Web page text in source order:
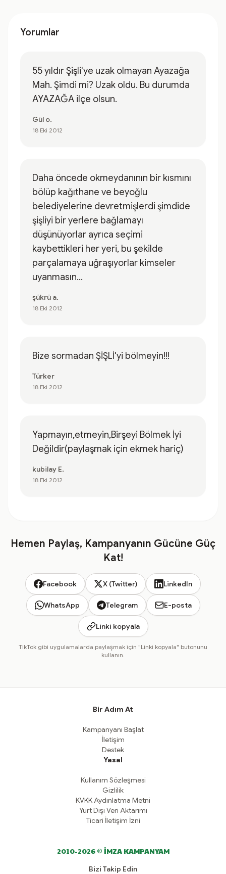
Yorumlar
55 yıldır Şişli'ye uzak olmayan Ayazağa
Mah. Şimdi mi? Uzak oldu. Bu durumda
AYAZAĞA ilçe olsun.
Gül o.
18 Eki 2012
Daha öncede okmeydanının bir kısmını
bölüp kağıthane ve beyoğlu
belediyelerine devretmişlerdi şimdide
şişliyi bir yerlere bağlamayı
düşünüyorlar ayrıca seçimi
kaybettikleri her yeri, bu şekilde
parçalamaya uğraşıyorlar kimseler
uyanmasın...
şükrü a.
18 Eki 2012
Bize sormadan ŞİŞLİ'yi bölmeyin!!!
Türker
18 Eki 2012
Yapmayın,etmeyin,Birşeyi Bölmek İyi
Değildir(paylaşmak için ekmek hariç)
kubilay E.
18 Eki 2012
Hemen Paylaş, Kampanyanın Gücüne Güç
Kat!
Facebook X (Twitter) LinkedIn
WhatsApp Telegram E-posta
Linki kopyala
TikTok gibi uygulamalarda paylaşmak için "Linki kopyala" butonunu
kullanın.
Bir Adım At
Kampanyanı Başlat
İletişim
Destek
Yasal
Kullanım Sözleşmesi
Gizlilik
KVKK Aydınlatma Metni
Yurt Dışı Veri Aktarımı
Ticari İletişim İzni
2010-2026 © İMZA KAMPANYAM
Bizi Takip Edin